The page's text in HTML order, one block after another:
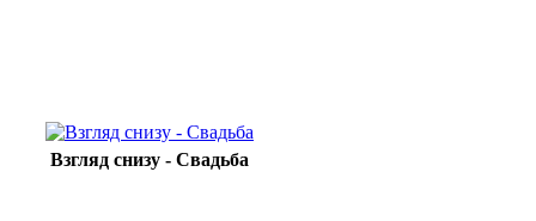
Взгляд снизу - Свадьба